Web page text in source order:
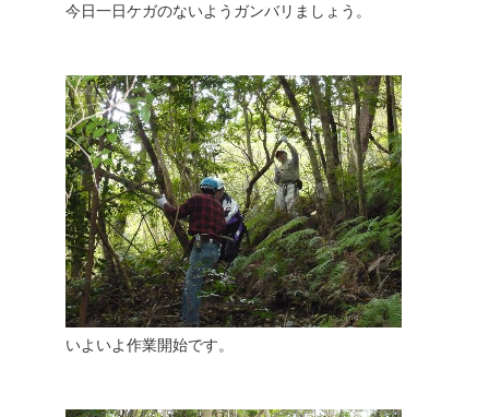
今日一日ケガのないようガンバリましょう。
いよいよ作業開始です。